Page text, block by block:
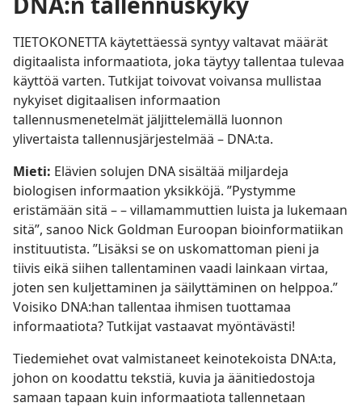
TIETOKONETTA käytettäessä syntyy valtavat määrät
digitaalista informaatiota, joka täytyy tallentaa tulevaa
käyttöä varten. Tutkijat toivovat voivansa mullistaa
nykyiset digitaalisen informaation
tallennusmenetelmät jäljittelemällä luonnon
ylivertaista tallennusjärjestelmää – DNA:ta.
Mieti: Elävien solujen DNA sisältää miljardeja
biologisen informaation yksikköjä. ”Pystymme
eristämään sitä – – villamammuttien luista ja lukemaan
sitä”, sanoo Nick Goldman Euroopan bioinformatiikan
instituutista. ”Lisäksi se on uskomattoman pieni ja
tiivis eikä siihen tallentaminen vaadi lainkaan virtaa,
joten sen kuljettaminen ja säilyttäminen on helppoa.”
Voisiko DNA:han tallentaa ihmisen tuottamaa
informaatiota? Tutkijat vastaavat myöntävästi!
Tiedemiehet ovat valmistaneet keinotekoista DNA:ta,
johon on koodattu tekstiä, kuvia ja äänitiedostoja
samaan tapaan kuin informaatiota tallennetaan